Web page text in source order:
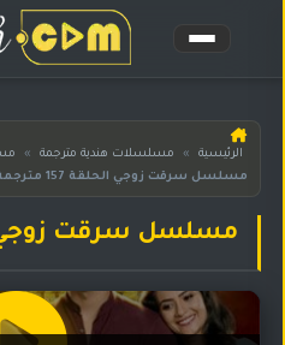
الرئيسية
مسلسلات
المترجمة
هندية
مدبلجة
الرئيسية » مسلسلات هندية مترجمة »
مسلسل سرقت زوجي الحلقة 157 مترجمة
مسلسل سرقت زوجي الحلقة